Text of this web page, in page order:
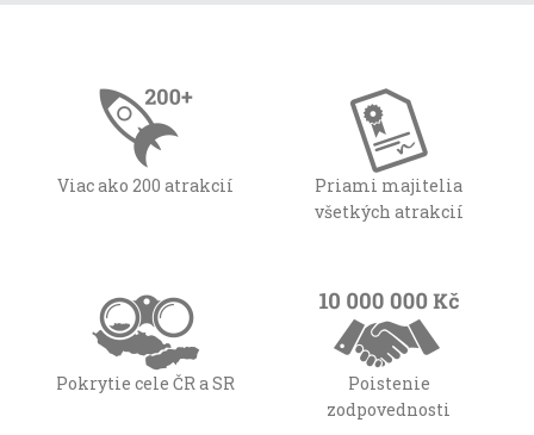
Viac ako 200 atrakcií
Priami majitelia
všetkých atrakcií
Pokrytie cele ČR a SR
Poistenie
zodpovednosti